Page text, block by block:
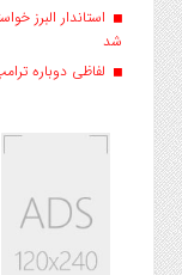
استاندار البرز
شد
لفاظی دوباره